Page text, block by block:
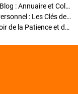
Stratégies pour améliorer la visibilité de votre Blog : Annuaire et Collaborations
Pourquoi Investir dans un Nom de Domaine Personnel : Les Clés de la Réussite de Votre Blog
Comment Faire Émerger Votre Blog : Le Pouvoir de la Patience et de la Persévérance